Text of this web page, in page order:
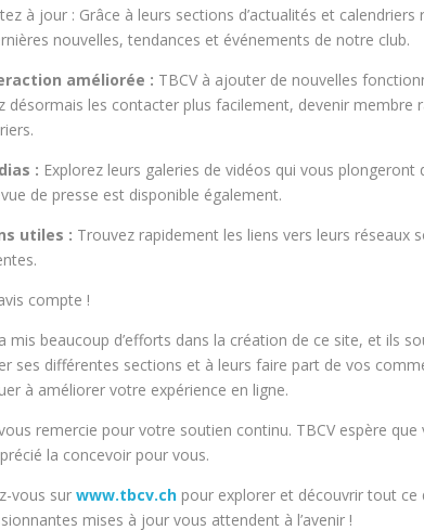
à jour : Grâce à leurs sections d’actualités et
nouvelles, tendances et événements de notre club.
améliorée : TBCV à ajouter de nouvelles
désormais les contacter plus facilement, devenir membre
: Explorez leurs galeries de vidéos qui vous
de presse est disponible également.
utiles : Trouvez rapidement les liens vers leurs réseaux
compte !
mis beaucoup d’efforts dans la création de ce site, et ils
ses différentes sections et à leurs faire part de vos
à améliorer votre expérience en ligne.
remercie pour votre soutien continu. TBCV espère
la concevoir pour vous.
vous surwww.tbcv.ch pour explorer et découvrir tout ce
mises à jour vous attendent à l’avenir !